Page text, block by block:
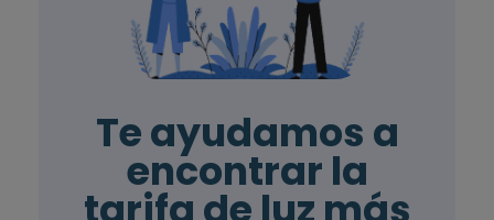
Te ayudamos a
encontrar la